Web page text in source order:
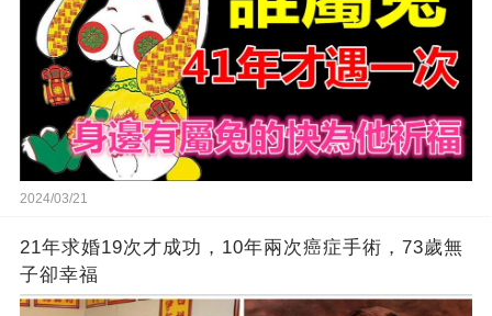
2024/03/21
21年求婚19次才成功，10年兩次癌症手術，73歲無
子卻幸福